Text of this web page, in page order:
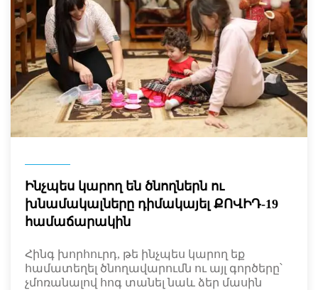
Ինչպես կարող են ծնողներն ու
խնամակալները դիմակայել ՔՈՎԻԴ-19
համաճարակին
Հինգ խորհուրդ, թե ինչպես կարող եք
համատեղել ծնողավարումն ու այլ գործերը՝
չմոռանալով հոգ տանել նաև ձեր մասին